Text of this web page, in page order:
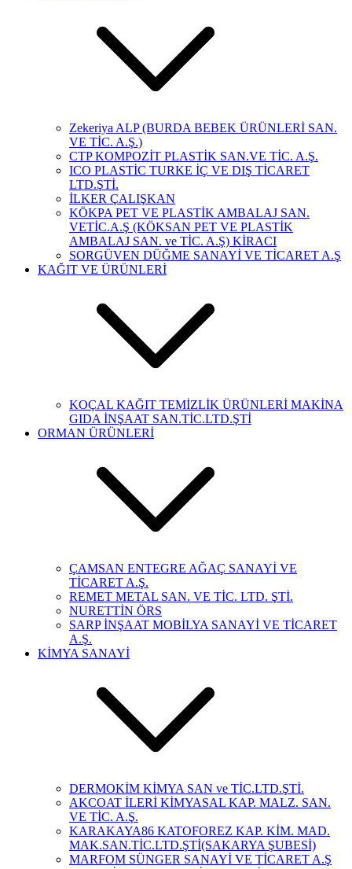
Zekeriya ALP (BURDA BEBEK ÜRÜNLERİ SAN.
VE TİC. A.Ş.)
CTP KOMPOZİT PLASTİK SAN.VE TİC. A.Ş.
ICO PLASTİC TURKE İÇ VE DIŞ TİCARET
LTD.ŞTİ.
İLKER ÇALIŞKAN
KÖKPA PET VE PLASTİK AMBALAJ SAN.
VETİC.A.Ş (KÖKSAN PET VE PLASTİK
AMBALAJ SAN. ve TİC. A.Ş) KİRACI
SORGÜVEN DÜĞME SANAYİ VE TİCARET A.Ş
KAĞIT VE ÜRÜNLERİ
KOÇAL KAĞIT TEMİZLİK ÜRÜNLERİ MAKİNA
GIDA İNŞAAT SAN.TİC.LTD.ŞTİ
ORMAN ÜRÜNLERİ
ÇAMSAN ENTEGRE AĞAÇ SANAYİ VE
TİCARET A.Ş.
REMET METAL SAN. VE TİC. LTD. ŞTİ.
NURETTİN ÖRS
SARP İNŞAAT MOBİLYA SANAYİ VE TİCARET
A.Ş.
KİMYA SANAYİ
DERMOKİM KİMYA SAN ve TİC.LTD.ŞTİ.
AKCOAT İLERİ KİMYASAL KAP. MALZ. SAN.
VE TİC. A.Ş.
KARAKAYA86 KATOFOREZ KAP. KİM. MAD.
MAK.SAN.TİC.LTD.ŞTİ(SAKARYA ŞUBESİ)
MARFOM SÜNGER SANAYİ VE TİCARET A.Ş